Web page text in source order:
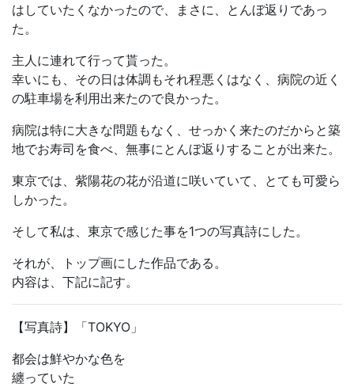
はしていたくなかったので、まさに、とんぼ返りであっ
た。
主人に連れて行って貰った。
幸いにも、その日は体調もそれ程悪くはなく、病院の近く
の駐車場を利用出来たので良かった。
病院は特に大きな問題もなく、せっかく来たのだからと築
地でお寿司を食べ、無事にとんぼ返りすることが出来た。
東京では、紫陽花の花が沿道に咲いていて、とても可愛ら
しかった。
そして私は、東京で感じた事を1つの写真詩にした。
それが、トップ画にした作品である。
内容は、下記に記す。
【写真詩】「TOKYO」
都会は鮮やかな色を
纏っていた